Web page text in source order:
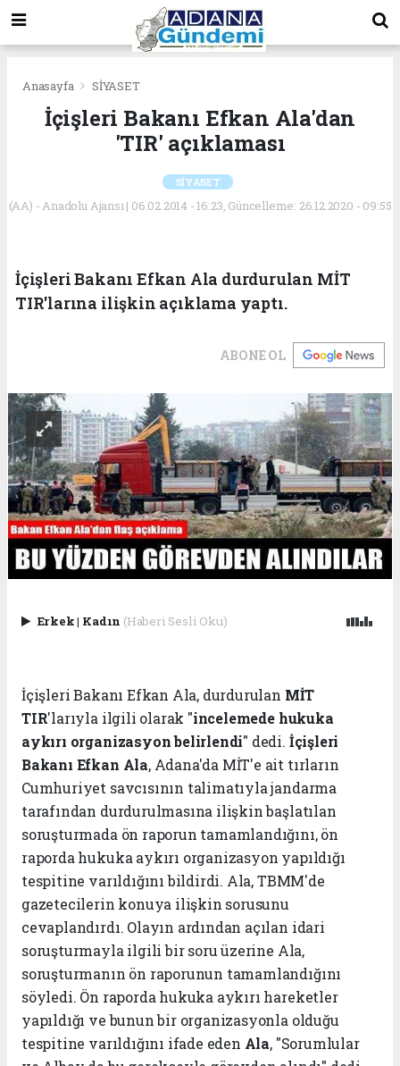
Anasayfa SİYASET
İçişleri Bakanı Efkan Ala'dan
'TIR' açıklaması
SİYASET
(AA) - Anadolu Ajansı | 06.02.2014 - 16:23, Güncelleme: 26.12.2020 - 09:55
İçişleri Bakanı Efkan Ala durdurulan MİT
TIR'larına ilişkin açıklama yaptı.
ABONE OL
Erkek| Kadın (Haberi Sesli Oku)
İçişleri Bakanı Efkan Ala, durdurulan MİT
TIR'larıyla ilgili olarak "incelemede hukuka
aykırı organizasyon belirlendi" dedi. İçişleri
Bakanı Efkan Ala, Adana'da MİT'e ait tırların
Cumhuriyet savcısının talimatıyla jandarma
tarafından durdurulmasına ilişkin başlatılan
soruşturmada ön raporun tamamlandığını, ön
raporda hukuka aykırı organizasyon yapıldığı
tespitine varıldığını bildirdi. Ala, TBMM'de
gazetecilerin konuya ilişkin sorusunu
cevaplandırdı. Olayın ardından açılan idari
soruşturmayla ilgili bir soru üzerine Ala,
soruşturmanın ön raporunun tamamlandığını
söyledi. Ön raporda hukuka aykırı hareketler
yapıldığı ve bunun bir organizasyonla olduğu
tespitine varıldığını ifade eden Ala, "Sorumlular